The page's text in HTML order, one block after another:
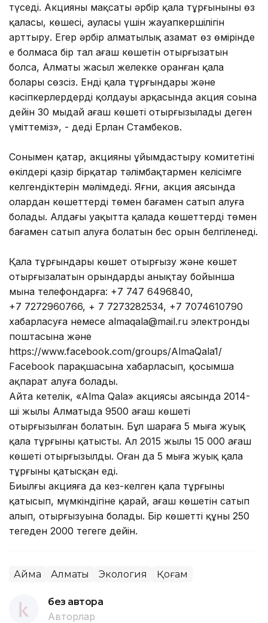
түседі. Акцияның мақсаты әрбір қала тұрғынының өз
қаласы, көшесі, ауласы үшін жауапкершілігін
арттыру. Егер әрбір алматылық азамат өз өмірінде
ең болмаса бір тал ағаш көшетін отырғызатын
болса, Алматы жасыл желекке оранған қала
болары сөзсіз. Енді қала тұрғындары және
кәсіпкерлердердің қолдауы арқасында акция соңына
дейін 30 мыңдай ағаш көшеті отырғызылады деген
үміттеміз», - деді Ерлан Стамбеков.
Сонымен қатар, акцияны ұйымдастыру комитетінің
өкілдері қазір бірқатар тәлімбақтармен келісімге
келгендіктерін мәлімдеді. Яғни, акция аясында
олардан көшеттерді төмен бағамен сатып алуға
болады. Алдағы уақытта қалада көшеттерді төмен
бағамен сатып алуға болатын бес орын белгіленеді.
Қала тұрғындары көшет отырғызу және көшет
отырғызалатын орындарды анықтау бойынша
мына телефондарға: +7 747 6496840,
+7 7272960766, + 7 7273282534, +7 7074610790
хабарласуға немесе almaqala@mail.ru электронды
поштасына және
https://www.facebook.com/groups/AlmaQala1/
Faсebook парақшасына хабарласып, қосымша
ақпарат алуға болады.
Айта кетелік, «Alma Qala» акциясы аясында 2014-
ші жылы Алматыда 9500 ағаш көшеті
отырғызылған болатын. Бұл шараға 5 мыңға жуық
қала тұрғыны қатысты. Ал 2015 жылы 15 000 ағаш
көшеті отырғызылды. Оған да 5 мыңға жуық қала
тұрғыны қатысқан еді.
Биылғы акцияға да кез-келген қала тұрғыны
қатысып, мүмкіндігіне қарай, ағаш көшетін сатып
алып, отырғызуына болады. Бір көшеттің құны 250
теңгеден 2000 теңгеге дейін.
Аймақ Алматы Экология Қоғам
без автора
Авторлар